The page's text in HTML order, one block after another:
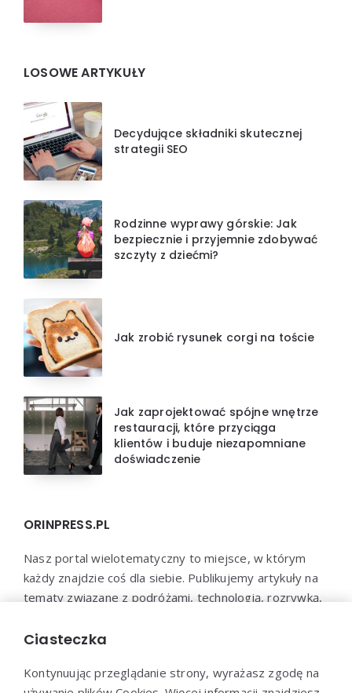
LOSOWE ARTYKUŁY
Decydujące składniki skutecznej
strategii SEO
Rodzinne wyprawy górskie: Jak
bezpiecznie i przyjemnie zdobywać
szczyty z dziećmi?
Jak zrobić rysunek corgi na toście
Jak zaprojektować spójne wnętrze
restauracji, które przyciąga
klientów i buduje niezapomniane
doświadczenie
ORINPRESS.PL
Nasz portal wielotematyczny to miejsce, w którym
każdy znajdzie coś dla siebie. Publikujemy artykuły na
tematy związane z podróżami, technologią, rozrywką,
Jesteśmy przekonani, że każdy znajdzie u nas coś
Ciasteczka
Kontynuując przeglądanie strony, wyrażasz zgodę na